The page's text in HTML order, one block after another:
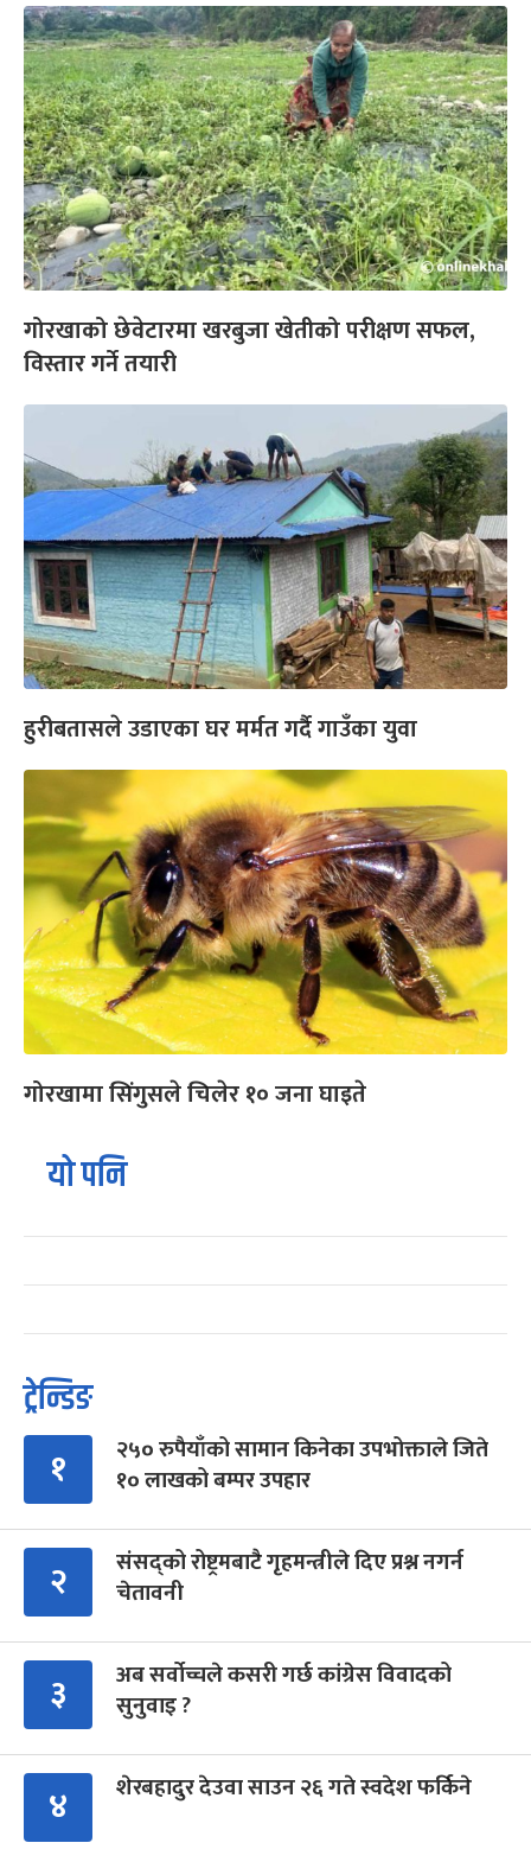
गोरखाको छेवेटारमा खरबुजा खेतीको परीक्षण सफल,
विस्तार गर्ने तयारी
हुरीबतासले उडाएका घर मर्मत गर्दै गाउँका युवा
गोरखामा सिंगुसले चिलेर १० जना घाइते
यो पनि
ट्रेन्डिङ
१
२५० रुपैयाँको सामान किनेका उपभोक्ताले जिते
१० लाखको बम्पर उपहार
२
संसद्को रोष्ट्रमबाटै गृहमन्त्रीले दिए प्रश्न नगर्न
चेतावनी
३
अब सर्वोच्चले कसरी गर्छ कांग्रेस विवादको
सुनुवाइ ?
४ शेरबहादुर देउवा साउन २६ गते स्वदेश फर्किने